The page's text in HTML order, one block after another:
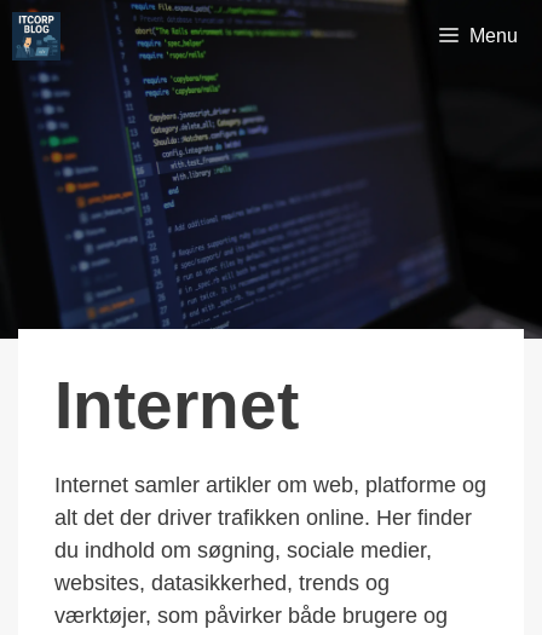
Hop
indhold
Menu
Internet
Internet samler artikler om web, platforme og
alt det der driver trafikken online. Her finder
du indhold om søgning, sociale medier,
websites, datasikkerhed, trends og
værktøjer, som påvirker både brugere og